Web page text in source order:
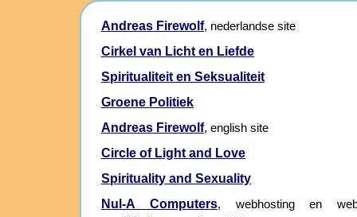
Andreas Firewolf, nederlandse site
Cirkel van Licht en Liefde
Spiritualiteit en Seksualiteit
Groene Politiek
Andreas Firewolf, english site
Circle of Light and Love
Spirituality and Sexuality
Nul-A Computers, webhosting en